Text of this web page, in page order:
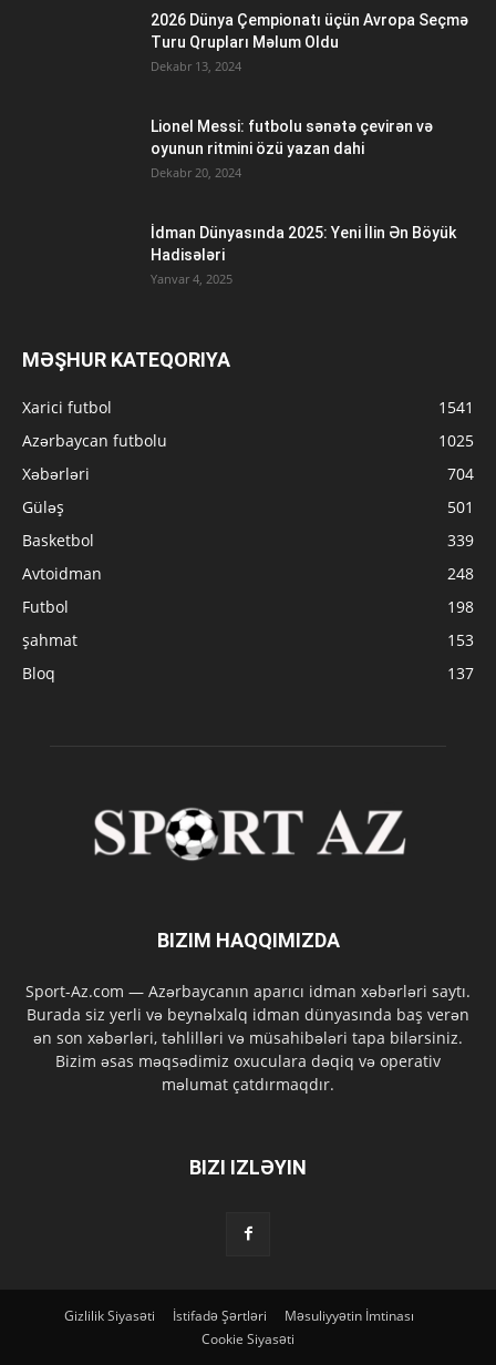
2026 Dünya Çempionatı üçün Avropa Seçmə
Turu Qrupları Məlum Oldu
Dekabr 13, 2024
Lionel Messi: futbolu sənətə çevirən və
oyunun ritmini özü yazan dahi
Dekabr 20, 2024
İdman Dünyasında 2025: Yeni İlin Ən Böyük
Hadisələri
Yanvar 4, 2025
MƏŞHUR KATEQORIYA
Xarici futbol
1541
Azərbaycan futbolu
1025
Xəbərləri
704
Güləş
501
Basketbol
339
Avtoidman
248
Futbol
198
şahmat
153
Bloq
137
BIZIM HAQQIMIZDA
Sport-Az.com — Azərbaycanın aparıcı idman xəbərləri saytı.
Burada siz yerli və beynəlxalq idman dünyasında baş verən
ən son xəbərləri, təhlilləri və müsahibələri tapa bilərsiniz.
Bizim əsas məqsədimiz oxuculara dəqiq və operativ
məlumat çatdırmaqdır.
BIZI IZLƏYIN
Gizlilik Siyasəti İstifadə Şərtləri
Məsuliyyətin İmtinası
Cookie Siyasəti